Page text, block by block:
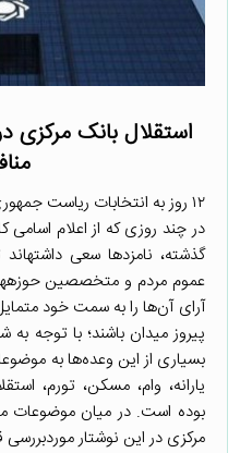
استقلال بانک مرکزی
در چند روزی که از اعلام
گذشته، نامزدها سعی
عموم مردم و متخصصین
آرای آن‌ها را به سمت خود
پیروز میدان باشند؛ با توجه
بسیاری از این وعده‌ها به
یارانه، وام، مسکن، تورم،
بوده است. در میان موضوعات
مرکزی در این نوشتار موردبررسی